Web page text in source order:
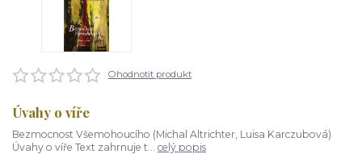
Ohodnotit produkt
Úvahy o víře
Bezmocnost Všemohoucího (Michal Altrichter, Luisa Karczubová)
Úvahy o víře Text zahrnuje t... celý popis